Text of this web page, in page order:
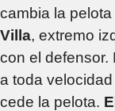
cambia la
Villa, extremo
con el defensor.
a toda
cede la pelota.